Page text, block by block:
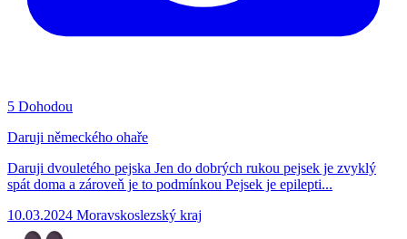
5 Dohodou
Daruji německého ohaře
Daruji dvouletého pejska Jen do dobrých rukou pejsek je zvyklý
spát doma a zároveň je to podmínkou Pejsek je epilepti...
10.03.2024 Moravskoslezský kraj